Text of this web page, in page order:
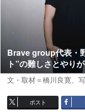
Brave group代表・
ト”の難しさとやり
文・取材＝橋川良寛、
ポスト